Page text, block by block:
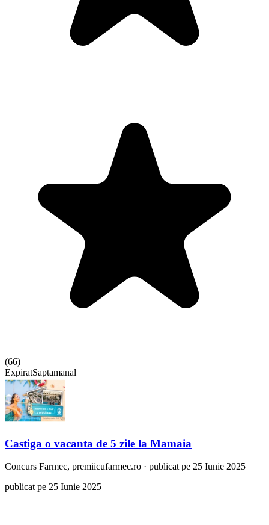
(66)
ExpiratSaptamanal
Castiga o vacanta de 5 zile la Mamaia
Concurs Farmec, premiicufarmec.ro · publicat pe 25 Iunie 2025
publicat pe 25 Iunie 2025